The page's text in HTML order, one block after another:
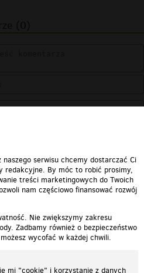
serwisu chcemy dostarczać Ci
redakcyjne. By móc to robić prosimy,
treści marketingowych do Twoich
nam częściowo finansować rozwój
Nie zwiększymy zakresu
Zadbamy również o bezpieczeństwo
wycofać w każdej chwili.
mi "cookie" i korzystanie z danych